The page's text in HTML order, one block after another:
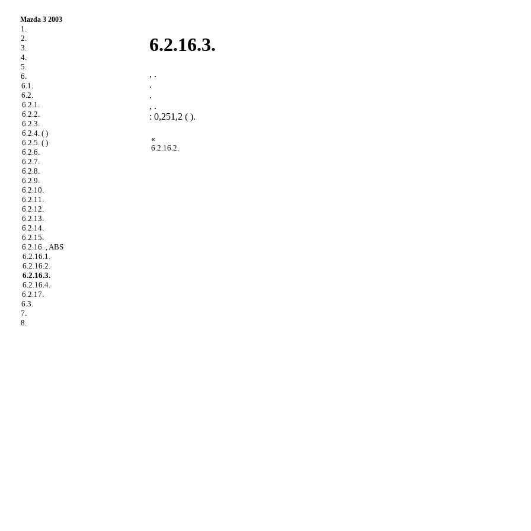
Mazda 3 2003
1.
2.
3.
4.
5.
6.
6.1.
6.2.
6.2.1.
6.2.2.
6.2.3.
6.2.4. ( )
6.2.5. ( )
6.2.6.
6.2.7.
6.2.8.
6.2.9.
6.2.10.
6.2.11.
6.2.12.
6.2.13.
6.2.14.
6.2.15.
6.2.16. , ABS
6.2.16.1.
6.2.16.2.
6.2.16.3.
6.2.16.4.
6.2.17.
6.3.
7.
8.
6.2.16.3.
, .
.
.
, .
: 0,251,2 ( ).
«
6.2.16.2.